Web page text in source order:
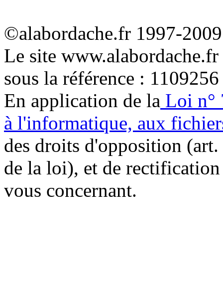
©alabordache.fr 1997-
Le site
sous la référence : 1109256
En application de la Loi n°
à l'informatique, aux
des droits d'opposition
de la loi), et de
vous concernant.